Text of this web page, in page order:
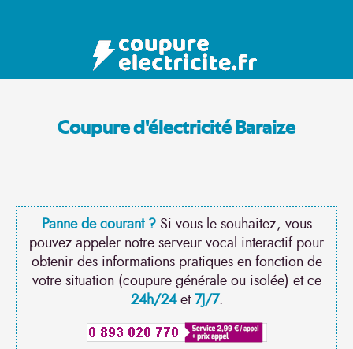
Coupure d'électricité Baraize
Panne de courant ?Si vous le souhaitez, vous
pouvez appeler notre serveur vocal interactif pour
obtenir des informations pratiques en fonction de
votre situation (coupure générale ou isolée) et ce
24h/24et7J/7.